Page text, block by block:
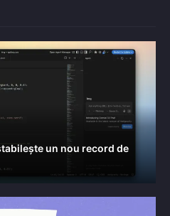
un nou record de